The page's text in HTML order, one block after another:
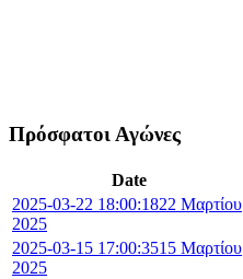
Πρόσφατοι Αγώνες
Date
2025-03-22 18:00:1822 Μαρτίου
2025
2025-03-15 17:00:3515 Μαρτίου
2025